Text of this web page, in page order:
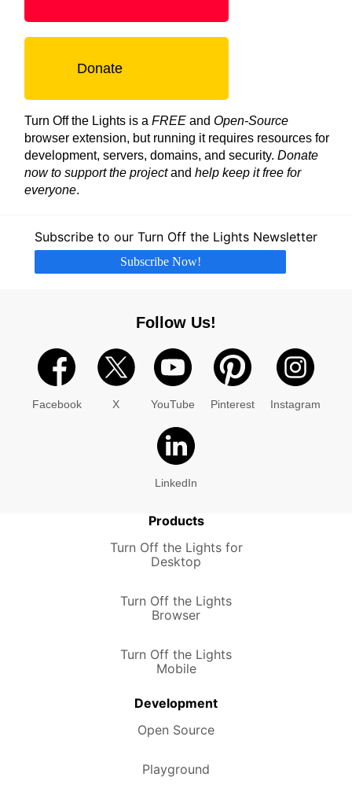
Donate
Turn Off the Lights is a FREE and Open-Source
browser extension, but running it requires resources for
development, servers, domains, and security. Donate
now to support the projectand help keep it free for
everyone.
Subscribe to our Turn Off the Lights Newsletter
Subscribe Now!
Follow Us!
Facebook X YouTube Pinterest Instagram
LinkedIn
Products
Turn Off the Lights for
Desktop
Turn Off the Lights
Browser
Turn Off the Lights
Mobile
Development
Open Source
Playground